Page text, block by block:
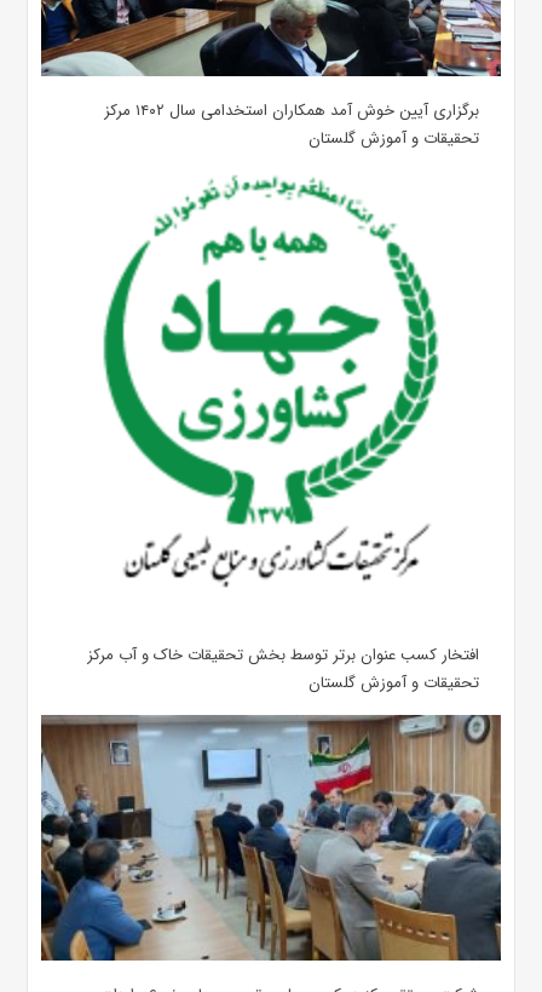
برگزاری آیین خوش آمد همکاران استخدامی سال ۱۴۰۲ مرکز
تحقیقات و آموزش گلستان
افتخار کسب عنوان برتر توسط بخش تحقیقات خاک و آب مرکز
تحقیقات و آموزش گلستان